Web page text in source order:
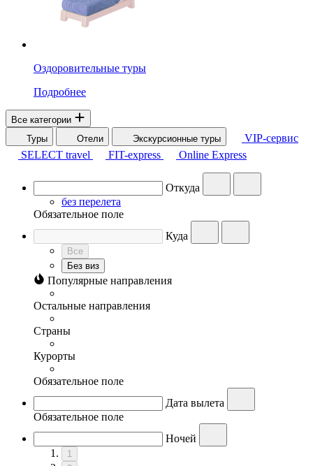
Оздоровительные туры
Подробнее
Все категории
Туры
Отели Экскурсионные туры
VIP-сервис
SELECT travel
FIT-express Online Express
Откуда
без перелета
Обязательное поле
Куда
Все
Без виз
Популярные направления
Остальные направления
Страны
Курорты
Обязательное поле
Дата вылета
Обязательное поле
Ночей
1